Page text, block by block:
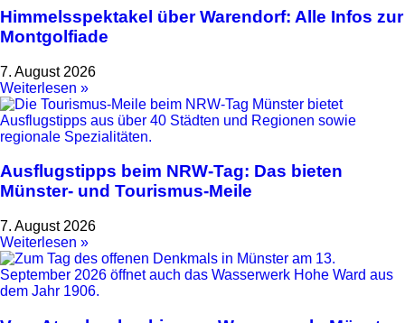
Himmelsspektakel über Warendorf: Alle Infos zur
Montgolfiade
7. August 2026
Weiterlesen »
Ausflugstipps beim NRW-Tag: Das bieten
Münster- und Tourismus-Meile
7. August 2026
Weiterlesen »